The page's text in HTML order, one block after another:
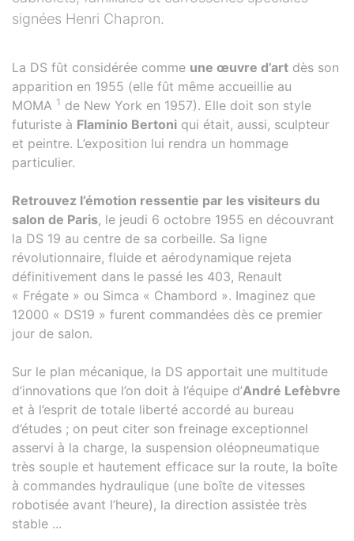
signées Henri Chapron.
La DS fût considérée comme une œuvre d’art dès son
apparition en 1955 (elle fût même accueillie au
MOMA 1 de New York en 1957). Elle doit son style
futuriste à Flaminio Bertoni qui était, aussi, sculpteur
et peintre. L’exposition lui rendra un hommage
particulier.
Retrouvez l’émotion ressentie par les visiteurs du
salon de Paris, le jeudi 6 octobre 1955 en découvrant
la DS 19 au centre de sa corbeille. Sa ligne
révolutionnaire, fluide et aérodynamique rejeta
définitivement dans le passé les 403, Renault
« Frégate » ou Simca « Chambord ». Imaginez que
12000 « DS19 » furent commandées dès ce premier
jour de salon.
Sur le plan mécanique, la DS apportait une multitude
d’innovations que l’on doit à l’équipe d’André Lefèbvre
et à l’esprit de totale liberté accordé au bureau
d’études ; on peut citer son freinage exceptionnel
asservi à la charge, la suspension oléopneumatique
très souple et hautement efficace sur la route, la boîte
à commandes hydraulique (une boîte de vitesses
robotisée avant l’heure), la direction assistée très
stable ...